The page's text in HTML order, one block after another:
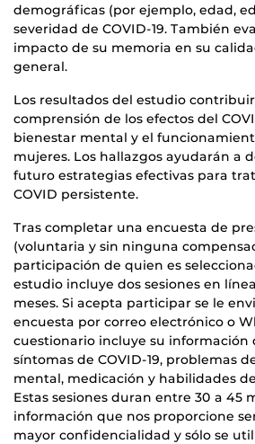
demográficas (por ejemplo, edad,
severidad de COVID-19. También
impacto de su memoria en su
general.
Los resultados del estudio
comprensión de los efectos del
bienestar mental y el
mujeres. Los hallazgos ayudarán a
futuro estrategias efectivas para
COVID persistente.
Tras completar una encuesta de
(voluntaria y sin ninguna
participación de quien es
estudio incluye dos sesiones en
meses. Si acepta participar se le
encuesta por correo electrónico o
cuestionario incluye su información
síntomas de COVID-19, problemas
mental, medicación y habilidades
Estas sesiones duran entre 30 a 45
información que nos proporcione
mayor confidencialidad y sólo se